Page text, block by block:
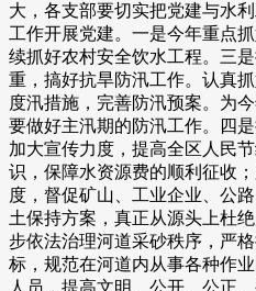
大，各支部要切实把党建与水
工作开展党建。一是今年重点
续抓好农村安全饮水工程。三
重，搞好抗旱防汛工作。认真
度汛措施，完善防汛预案。为
要做好主汛期的防汛工作。四
加大宣传力度，提高全区人民
识，保障水资源费的顺利征收
度，督促矿山、工业企业、公
土保持方案，真正从源头上杜
步依法治理河道采砂秩序，严
标，规范在河道内从事各种作